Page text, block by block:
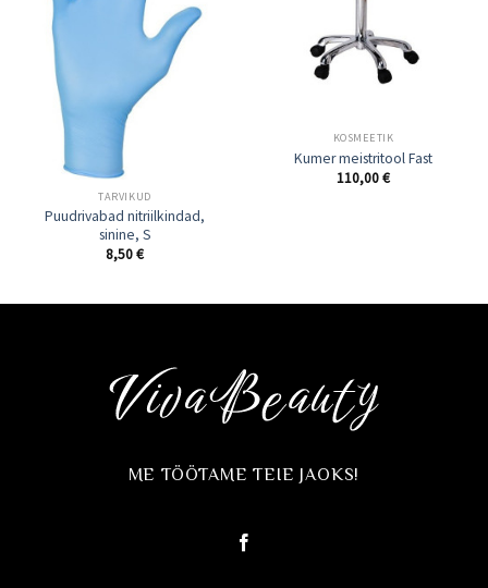
TARVIKUD
Puudrivabad nitriilkindad,
sinine, S
8,50€
KOSMEETIK
Kumer meistritool Fast
110,00€
ME TÖÖTAME TEIE JAOKS!